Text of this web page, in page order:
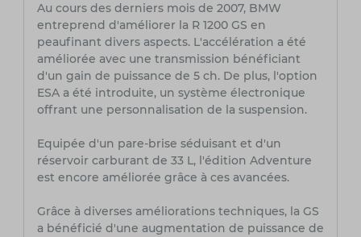
Au cours des derniers mois de 2007, BMW
entreprend d'améliorer la R 1200 GS en
peaufinant divers aspects. L'accélération a été
améliorée avec une transmission bénéficiant
d'un gain de puissance de 5 ch. De plus, l'option
ESA a été introduite, un système électronique
offrant une personnalisation de la suspension.
Equipée d'un pare-brise séduisant et d'un
réservoir carburant de 33 L, l'édition Adventure
est encore améliorée grâce à ces avancées.
Grâce à diverses améliorations techniques, la GS
a bénéficié d'une augmentation de puissance de